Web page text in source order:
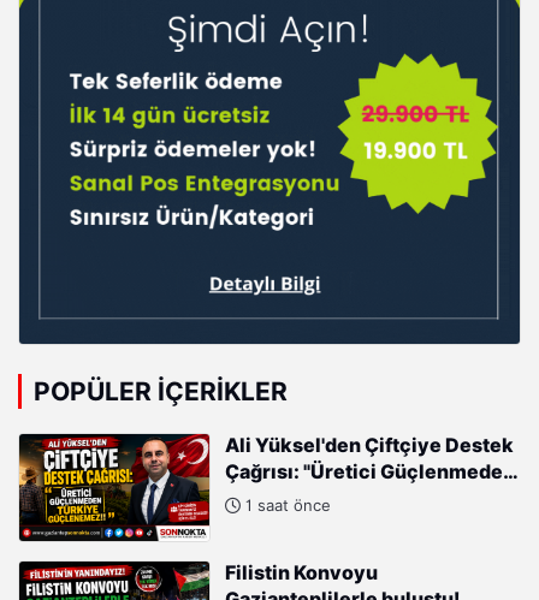
POPÜLER İÇERIKLER
Ali Yüksel'den Çiftçiye Destek
Çağrısı: "Üretici Güçlenmeden
Türkiye Güçlenemez!"
1 saat önce
Filistin Konvoyu